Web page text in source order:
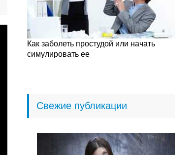
Как заболеть простудой или начать
симулировать ее
Свежие публикации